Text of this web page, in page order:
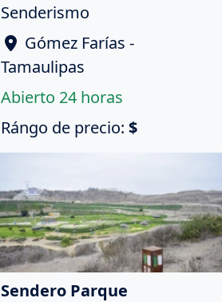
Senderismo
Gómez Farías -
Tamaulipas
Abierto 24 horas
Rángo de precio: $
Sendero Parque